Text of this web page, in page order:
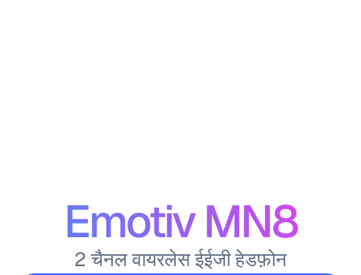
Emotiv MN8
2 चैनल वायरलेस ईईजी हेडफ़ोन